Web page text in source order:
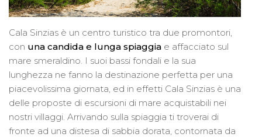
Cala Sinzias è un centro turistico tra due promontori,
con una candida e lunga spiaggia e affacciato sul
mare smeraldino. I suoi bassi fondali e la sua
lunghezza ne fanno la destinazione perfetta per una
piacevolissima giornata, ed in effetti Cala Sinzias è una
delle proposte di escursioni di mare acquistabili nei
nostri villaggi. Arrivando sulla spiaggia ti troverai di
fronte ad una distesa di sabbia dorata, contornata da